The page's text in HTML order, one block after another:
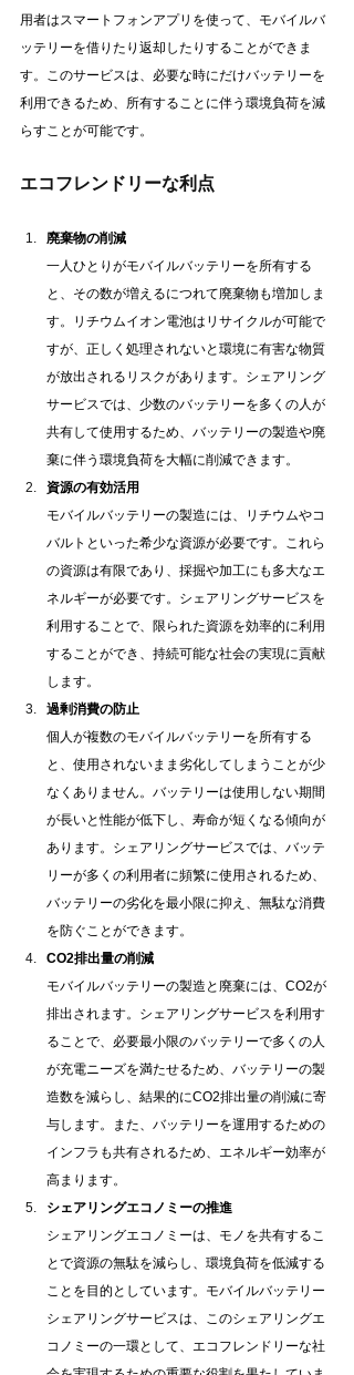
用者はスマートフォンアプリを使って、モバイルバ
ッテリーを借りたり返却したりすることができま
す。このサービスは、必要な時にだけバッテリーを
利用できるため、所有することに伴う環境負荷を減
らすことが可能です。
エコフレンドリーな利点
廃棄物の削減
一人ひとりがモバイルバッテリーを所有する
と、その数が増えるにつれて廃棄物も増加しま
す。リチウムイオン電池はリサイクルが可能で
すが、正しく処理されないと環境に有害な物質
が放出されるリスクがあります。シェアリング
サービスでは、少数のバッテリーを多くの人が
共有して使用するため、バッテリーの製造や廃
棄に伴う環境負荷を大幅に削減できます。
資源の有効活用
モバイルバッテリーの製造には、リチウムやコ
バルトといった希少な資源が必要です。これら
の資源は有限であり、採掘や加工にも多大なエ
ネルギーが必要です。シェアリングサービスを
利用することで、限られた資源を効率的に利用
することができ、持続可能な社会の実現に貢献
します。
過剰消費の防止
個人が複数のモバイルバッテリーを所有する
と、使用されないまま劣化してしまうことが少
なくありません。バッテリーは使用しない期間
が長いと性能が低下し、寿命が短くなる傾向が
あります。シェアリングサービスでは、バッテ
リーが多くの利用者に頻繁に使用されるため、
バッテリーの劣化を最小限に抑え、無駄な消費
を防ぐことができます。
CO2排出量の削減
モバイルバッテリーの製造と廃棄には、CO2が
排出されます。シェアリングサービスを利用す
ることで、必要最小限のバッテリーで多くの人
が充電ニーズを満たせるため、バッテリーの製
造数を減らし、結果的にCO2排出量の削減に寄
与します。また、バッテリーを運用するための
インフラも共有されるため、エネルギー効率が
高まります。
シェアリングエコノミーの推進
シェアリングエコノミーは、モノを共有するこ
とで資源の無駄を減らし、環境負荷を低減する
ことを目的としています。モバイルバッテリー
シェアリングサービスは、このシェアリングエ
コノミーの一環として、エコフレンドリーな社